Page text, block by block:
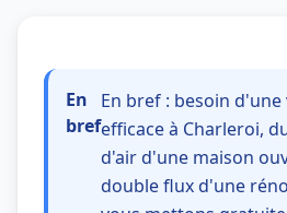
En
bref
En bref : besoin
efficace à Charleroi,
d'air d'une maison
double flux d'une